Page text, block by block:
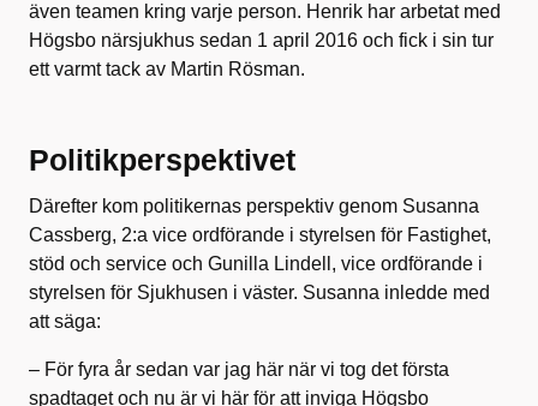
även teamen kring varje person. Henrik har arbetat med
Högsbo närsjukhus sedan 1 april 2016 och fick i sin tur
ett varmt tack av Martin Rösman.
Politikperspektivet
Därefter kom politikernas perspektiv genom Susanna
Cassberg, 2:a vice ordförande i styrelsen för Fastighet,
stöd och service och Gunilla Lindell, vice ordförande i
styrelsen för Sjukhusen i väster. Susanna inledde med
att säga:
– För fyra år sedan var jag här när vi tog det första
spadtaget och nu är vi här för att inviga Högsbo